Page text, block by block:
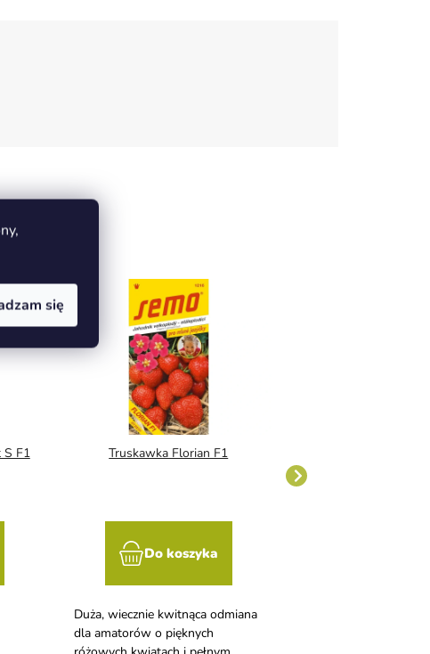
się
S F1
Truskawka Florian F1
Do koszyka
Duża, wiecznie kwitnąca odmiana
dla amatorów o pięknych